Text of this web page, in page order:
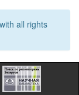
all rights